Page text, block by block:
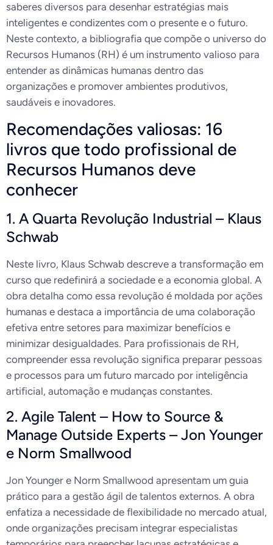
saberes diversos para desenhar estratégias mais
inteligentes e condizentes com o presente e o futuro.
Neste contexto, a bibliografia que compõe o universo do
Recursos Humanos (RH) é um instrumento valioso para
entender as dinâmicas humanas dentro das
organizações e promover ambientes produtivos,
saudáveis e inovadores.
Recomendações valiosas: 16
livros que todo profissional de
Recursos Humanos deve
conhecer
1. A Quarta Revolução Industrial – Klaus
Schwab
Neste livro, Klaus Schwab descreve a transformação em
curso que redefinirá a sociedade e a economia global. A
obra detalha como essa revolução é moldada por ações
humanas e destaca a importância de uma colaboração
efetiva entre setores para maximizar benefícios e
minimizar desigualdades. Para profissionais de RH,
compreender essa revolução significa preparar pessoas
e processos para um futuro marcado por inteligência
artificial, automação e mudanças constantes.
2. Agile Talent – How to Source &
Manage Outside Experts – Jon Younger
e Norm Smallwood
Jon Younger e Norm Smallwood apresentam um guia
prático para a gestão ágil de talentos externos. A obra
enfatiza a necessidade de flexibilidade no mercado atual,
onde organizações precisam integrar especialistas